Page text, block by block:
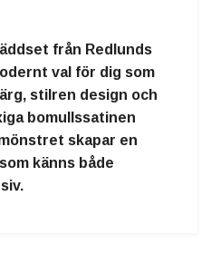
från Redlunds
val för dig som
stilren design och
bomullssatinen
skapar en
känns både